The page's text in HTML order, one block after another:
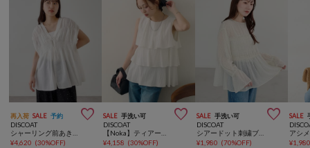
再入荷 SALE 予約 
DISCOAT
¥4,620 (30%OFF)
SALE 手洗い可 
DISCOAT
¥4,158 (30%OFF)
SALE 手洗い可 
DISCOAT
シアードット刺繍ブラウス
¥1,980 (70%OFF)
SALE
アシ
¥